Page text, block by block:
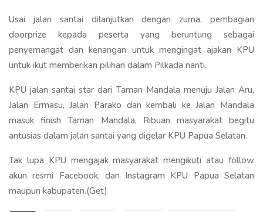
Usai jalan santai dilanjutkan dengan zuma, pembagian
doorprize kepada peserta yang beruntung sebagai
penyemangat dan kenangan untuk mengingat ajakan KPU
untuk ikut memberikan pilihan dalam Pilkada nanti.
KPU jalan santai star dari Taman Mandala menuju Jalan Aru,
Jalan Ermasu, Jalan Parako dan kembali ke Jalan Mandala
masuk finish Taman Mandala. Ribuan masyarakat begitu
antusias dalam jalan santai yang digelar KPU Papua Selatan.
Tak lupa KPU mengajak masyarakat mengikuti atau follow
akun resmi Facebook, dan Instagram KPU Papua Selatan
maupun kabupaten.(Get)